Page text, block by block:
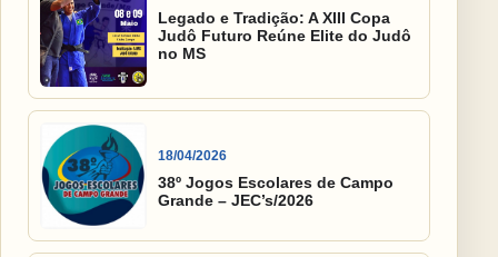
Legado e Tradição: A XIII Copa
Judô Futuro Reúne Elite do Judô
no MS
18/04/2026
38º Jogos Escolares de Campo
Grande – JEC’s/2026